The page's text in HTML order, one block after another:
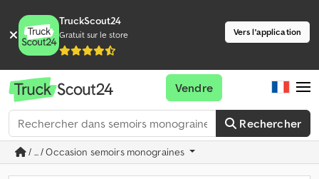
TruckScout24
Gratuit sur le store Vers l'application
Rechercher
Vendre
/ ... / Occasion semoirs monograines